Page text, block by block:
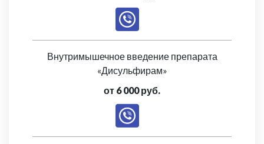
Внутримышечное введение препарата
«Дисульфирам»
от 6 000 руб.